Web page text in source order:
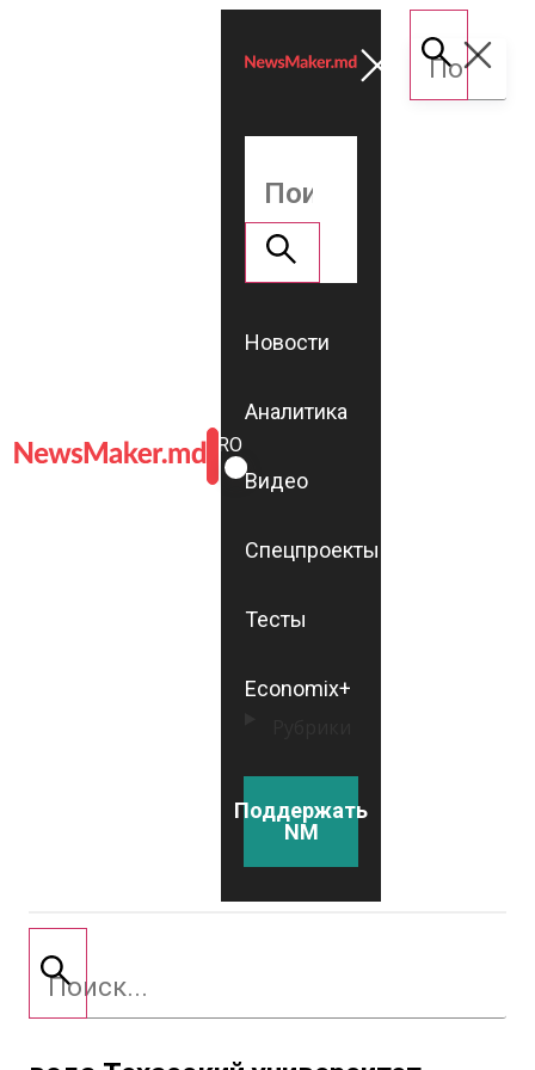
ROMÂNĂ
RU
Новости
Аналитика
Видео
Спецпроекты
Тесты
Economix+
Поддержать
NM